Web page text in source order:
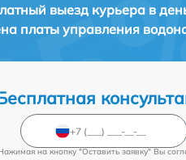
выезд курьера в
платы управления
на кнопку "Оставить заявку" Вы